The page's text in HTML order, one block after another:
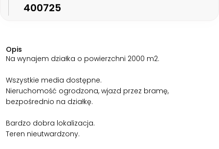
400725
Opis
Na wynajem działka o powierzchni 2000 m2.
Wszystkie media dostępne.
Nieruchomość ogrodzona, wjazd przez bramę,
bezpośrednio na działkę.
Bardzo dobra lokalizacja.
Teren nieutwardzony.